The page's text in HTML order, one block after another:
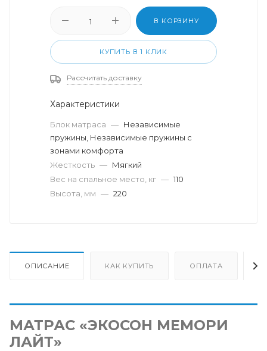
В КОРЗИНУ
КУПИТЬ В 1 КЛИК
Рассчитать доставку
Характеристики
Блок матраса — Независимые
пружины, Независимые пружины с
зонами комфорта
Жесткость — Мягкий
Вес на спальное место, кг — 110
Высота, мм — 220
ОПИСАНИЕ КАК КУПИТЬ ОПЛАТА
МАТРАС «ЭКОСОН МЕМОРИ
ЛАЙТ»